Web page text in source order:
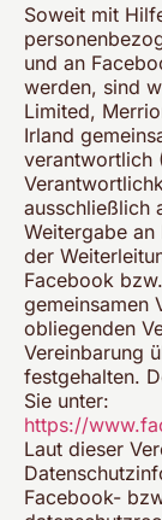
Soweit mit
und an
werden, sind
Limited,
Irland
verantwortlich
ausschließlich
Weitergabe
der
Facebook
gemeinsamen
obliegenden
Vereinbarung
festgehalten.
Sie unter:
https://
Laut dieser
Facebook-